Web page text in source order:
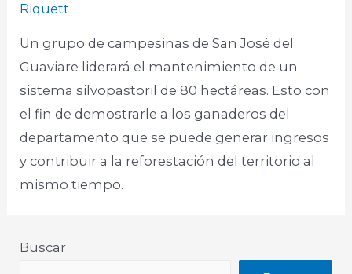
Riquett
Un grupo de campesinas de San José del
Guaviare liderará el mantenimiento de un
sistema silvopastoril de 80 hectáreas. Esto con
el fin de demostrarle a los ganaderos del
departamento que se puede generar ingresos
y contribuir a la reforestación del territorio al
mismo tiempo.​
Buscar